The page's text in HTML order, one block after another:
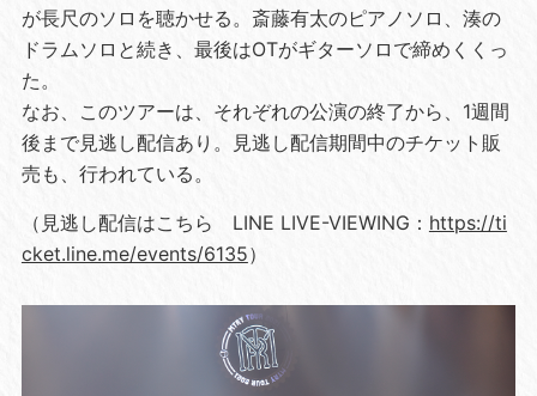
が長尺のソロを聴かせる。斎藤有太のピアノソロ、湊の
ドラムソロと続き、最後はOTがギターソロで締めくくっ
た。
なお、このツアーは、それぞれの公演の終了から、1週間
後まで見逃し配信あり。見逃し配信期間中のチケット販
売も、行われている。
（見逃し配信はこちら LINE LIVE-VIEWING： https://ti
cket.line.me/events/6135）